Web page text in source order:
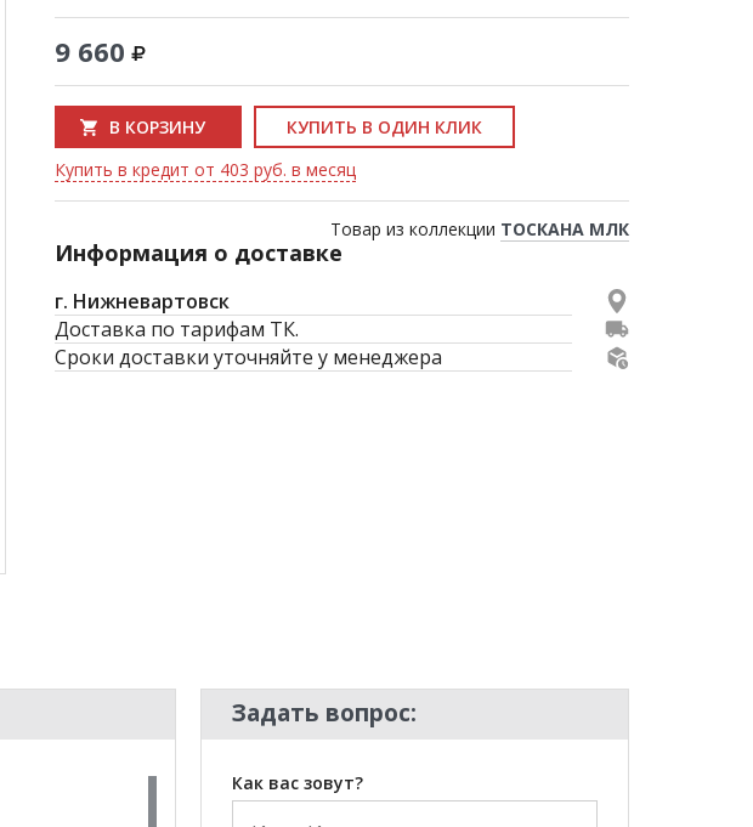
9 660
В КОРЗИНУ
КУПИТЬ В ОДИН КЛИК
Купить в кредит от 403 руб. в месяц
Товар из коллекции ТОСКАНА МЛК
Информация о доставке
г. Нижневартовск
Доставка по тарифам ТК.
Сроки доставки уточняйте у менеджера
Задать вопрос:
Как вас зовут?